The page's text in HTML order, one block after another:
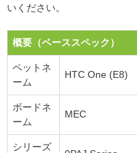
いください。
概要（ベーススペック）
ペットネ
ーム
HTC One (E8)
ボードネ
ーム
MEC
シリーズ